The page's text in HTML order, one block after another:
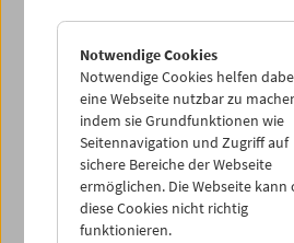
Di 17.5.
Mi 18.5.
Do 19.5.
Notwendige Cookies
Notwendige Cookies helfen
eine Webseite nutzbar zu
indem sie Grundfunktionen wie
Seitennavigation und Zugriff auf
sichere Bereiche der Webseite
ermöglichen. Die Webseite kann
diese Cookies nicht richtig
funktionieren.